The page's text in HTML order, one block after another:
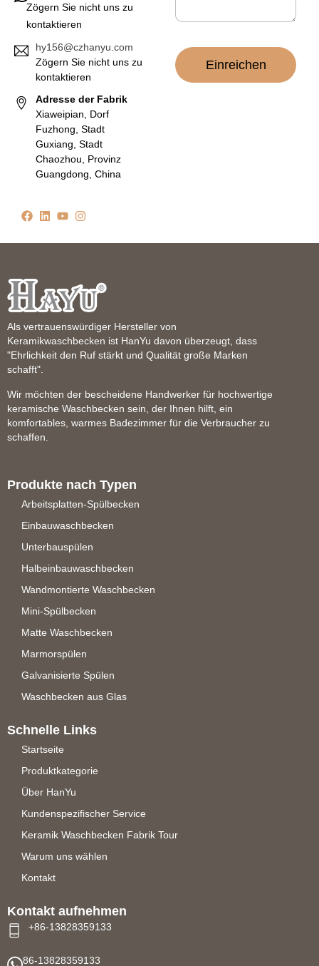
Zögern Sie nicht uns zu
kontaktieren
hy156@czhanyu.com
Zögern Sie nicht uns zu
kontaktieren
Adresse der Fabrik
Xiaweipian, Dorf
Fuzhong, Stadt
Guxiang, Stadt
Chaozhou, Provinz
Guangdong, China
Einreichen
Als vertrauenswürdiger Hersteller von
Keramikwaschbecken ist HanYu davon überzeugt, dass
"Ehrlichkeit den Ruf stärkt und Qualität große Marken
schafft".
Wir möchten der bescheidene Handwerker für hochwertige
keramische Waschbecken sein, der Ihnen hilft, ein
komfortables, warmes Badezimmer für die Verbraucher zu
schaffen.
Produkte nach Typen
Arbeitsplatten-Spülbecken
Einbauwaschbecken
Unterbauspülen
Halbeinbauwaschbecken
Wandmontierte Waschbecken
Mini-Spülbecken
Matte Waschbecken
Marmorspülen
Galvanisierte Spülen
Waschbecken aus Glas
Schnelle Links
Startseite
Produktkategorie
Über HanYu
Kundenspezifischer Service
Keramik Waschbecken Fabrik Tour
Warum uns wählen
Kontakt
Kontakt aufnehmen
+86-13828359133
86-13828359133